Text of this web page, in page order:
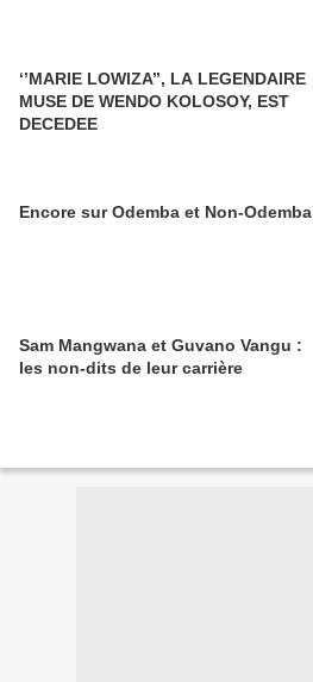
‘’MARIE LOWIZA’’, LA LEGENDAIRE
MUSE DE WENDO KOLOSOY, EST
DECEDEE
Encore sur Odemba et Non-Odemba
Sam Mangwana et Guvano Vangu :
les non-dits de leur carrière